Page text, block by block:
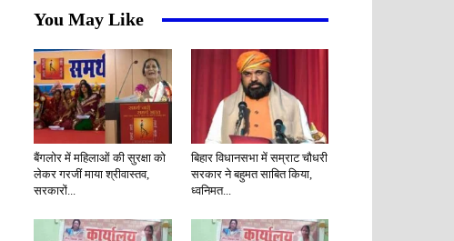
You May Like
बैंगलोर में महिलाओं की सुरक्षा को
लेकर गरजीं माया श्रीवास्तव,
सरकारों...
बिहार विधानसभा में सम्राट चौधरी
सरकार ने बहुमत साबित किया,
ध्वनिमत...